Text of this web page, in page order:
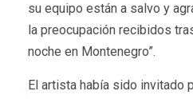
su equipo están a salvo y
la preocupación recibidos
noche en Montenegro”.
El artista había sido invitado